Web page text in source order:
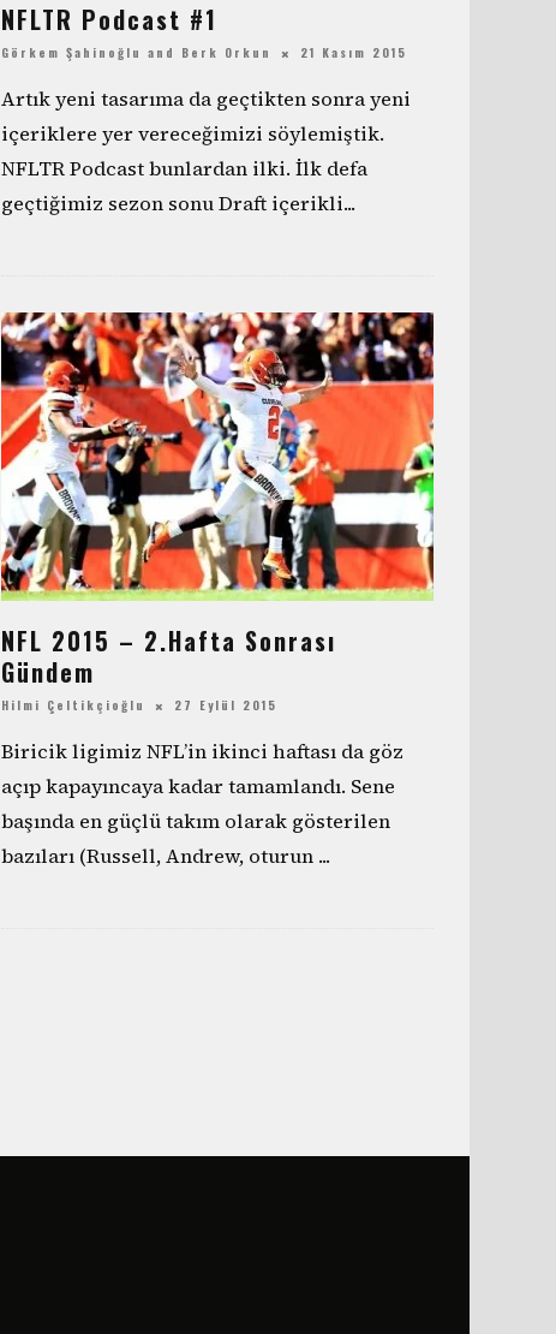
NFLTR Podcast #1
Görkem Şahinoğlu and Berk Orkun 21 Kasım 2015
Artık yeni tasarıma da geçtikten sonra yeni
içeriklere yer vereceğimizi söylemiştik.
NFLTR Podcast bunlardan ilki. İlk defa
geçtiğimiz sezon sonu Draft içerikli...
NFL 2015 – 2.Hafta Sonrası
Gündem
Hilmi Çeltikçioğlu 27 Eylül 2015
Biricik ligimiz NFL’in ikinci haftası da göz
açıp kapayıncaya kadar tamamlandı. Sene
başında en güçlü takım olarak gösterilen
bazıları (Russell, Andrew, oturun ...